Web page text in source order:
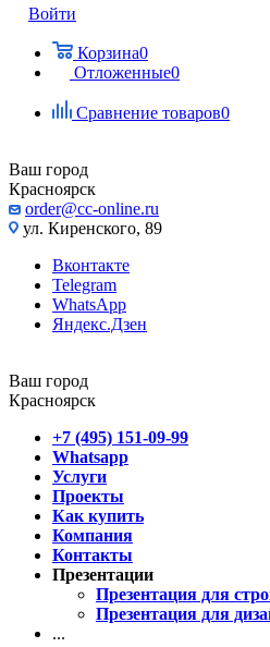
Войти
Корзина0
Отложенные0
Сравнение товаров0
Ваш город
Красноярск
order@cc-online.ru
ул. Киренского, 89
Вконтакте
Telegram
WhatsApp
Яндекс.Дзен
Ваш город
Красноярск
+7 (495) 151-09-99
Whatsapp
Услуги
Проекты
Как купить
Компания
Контакты
Презентации
Презентация для
Презентация для
...